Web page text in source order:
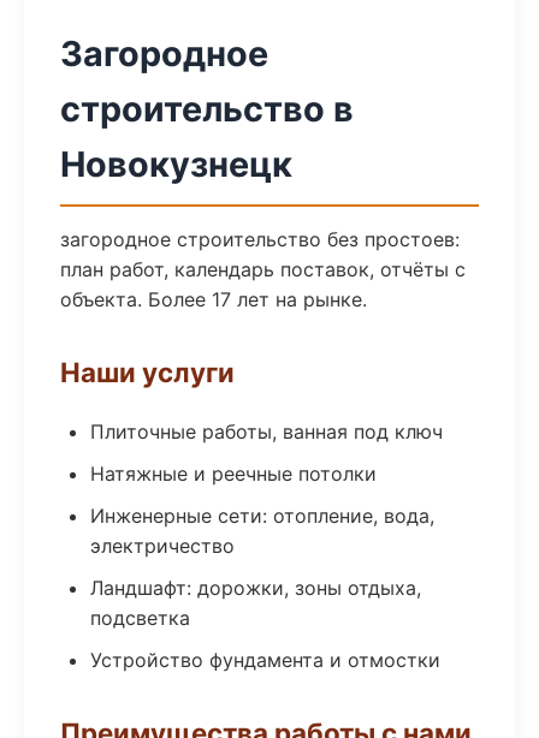
Загородное
строительство в
Новокузнецк
загородное строительство без простоев:
план работ, календарь поставок, отчёты с
объекта. Более 17 лет на рынке.
Наши услуги
Плиточные работы, ванная под ключ
Натяжные и реечные потолки
Инженерные сети: отопление, вода,
электричество
Ландшафт: дорожки, зоны отдыха,
подсветка
Устройство фундамента и отмостки